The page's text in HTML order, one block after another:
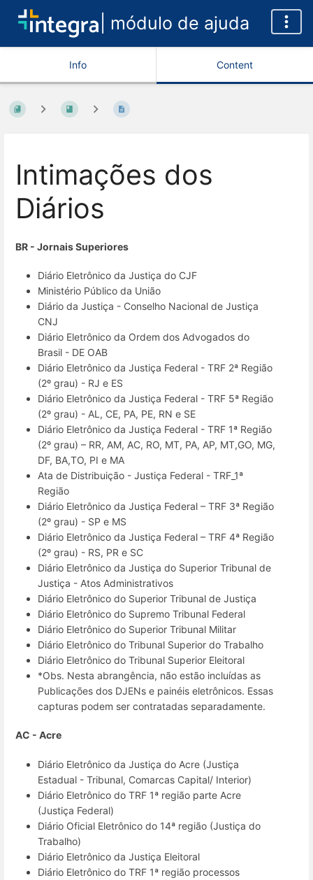
| módulo de ajuda
Info Content
Intimações dos
Diários
BR - Jornais Superiores
Diário Eletrônico da Justiça do CJF
Ministério Público da União
Diário da Justiça - Conselho Nacional de Justiça
CNJ
Diário Eletrônico da Ordem dos Advogados do
Brasil - DE OAB
Diário Eletrônico da Justiça Federal - TRF 2ª Região
(2º grau) - RJ e ES
Diário Eletrônico da Justiça Federal - TRF 5ª Região
(2º grau) - AL, CE, PA, PE, RN e SE
Diário Eletrônico da Justiça Federal - TRF 1ª Região
(2º grau) – RR, AM, AC, RO, MT, PA, AP, MT,GO, MG,
DF, BA,TO, PI e MA
Ata de Distribuição - Justiça Federal - TRF_1ª
Região
Diário Eletrônico da Justiça Federal – TRF 3ª Região
(2º grau) - SP e MS
Diário Eletrônico da Justiça Federal – TRF 4ª Região
(2º grau) - RS, PR e SC
Diário Eletrônico da Justiça do Superior Tribunal de
Justiça - Atos Administrativos
Diário Eletrônico do Superior Tribunal de Justiça
Diário Eletrônico do Supremo Tribunal Federal
Diário Eletrônico do Superior Tribunal Militar
Diário Eletrônico do Tribunal Superior do Trabalho
Diário Eletrônico do Tribunal Superior Eleitoral
*Obs. Nesta abrangência, não estão incluídas as
Publicações dos DJENs e painéis eletrônicos. Essas
capturas podem ser contratadas separadamente.
AC - Acre
Diário Eletrônico da Justiça do Acre (Justiça
Estadual - Tribunal, Comarcas Capital/ Interior)
Diário Eletrônico do TRF 1ª região parte Acre
(Justiça Federal)
Diário Oficial Eletrônico do 14ª região (Justiça do
Trabalho)
Diário Eletrônico da Justiça Eleitoral
Diário Eletrônico do TRF 1ª região processos